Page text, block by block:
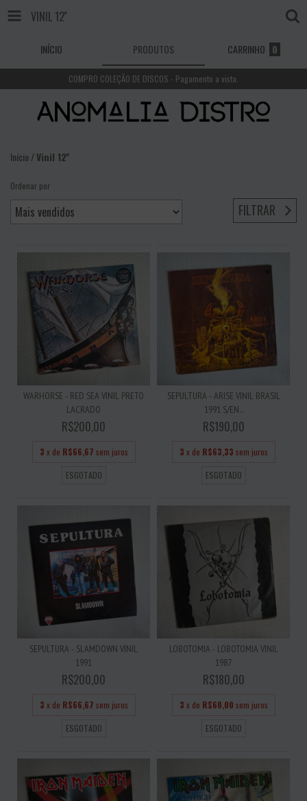
VINIL 12''
INÍCIO PRODUTOS CARRINHO 0
COMPRO COLEÇÃO DE DISCOS - Pagamento a vista.
Início /Vinil 12''
Ordenar por
FILTRAR
WARHORSE - RED SEA VINIL PRETO
LACRADO
R$200,00
3 x de R$66,67 sem juros
ESGOTADO
SEPULTURA - ARISE VINIL BRASIL
1991 S/EN...
R$190,00
3 x de R$63,33 sem juros
ESGOTADO
SEPULTURA - SLAMDOWN VINIL
1991
R$200,00
3 x de R$66,67 sem juros
ESGOTADO
LOBOTOMIA - LOBOTOMIA VINIL
1987
R$180,00
3 x de R$60,00 sem juros
ESGOTADO